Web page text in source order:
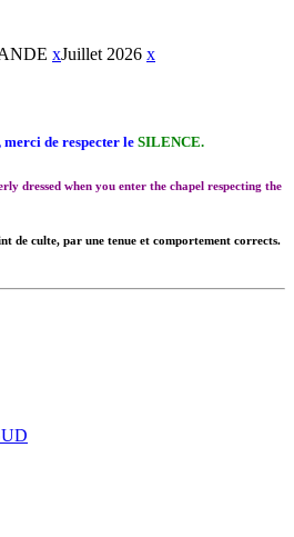
xJuillet 2026 x
de respecter le SILENCE.
dressed when you enter the chapel respecting the
de culte, par une tenue et comportement corrects.